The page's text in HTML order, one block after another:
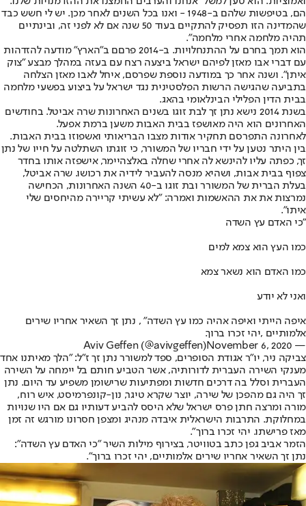
הם, בטיפשות שלהם ב-1948 - ואנו בכל השנים לאחר מכן. יש לי חשש כבד
שהמדינה הזו תפסיק להתקיים בעוד 50 שנה אם לא לפני זה, ובינתיים
תהיה מלחמה אחרי מלחמה".
הוא תמך בחרם על ההתנחלויות. ב-2014 פרםם ב"הארץ" מודעה להזדהות
עם דברי אבו מאזן לפיהם ישראל ביצעה רצח עם בעזה במהלך מבצע "צוק
איתן". ושנה אחר כך במודעה נוספת שפרסם, איחל לאבו מאזן הצלחה
בתביעה שהגישה הרשות הפלסטינית נגד ישראל על ביצוע בפשעי מלחמה
בבית הדין הפלילי הבינלאומי בהאג.
בשנת 2014 נישא נתן זך לבת זוגו בשנים האחרונות שרה אביטל. בחודשים
האחרונים הוא היה מאושפז בבית האבות משען ברמת אפעל.
לאחרונה התפרסם תחקיר אודות מצבו הבריאותי ואשפוזו בבית האבות.
בין היתר נטען על ידי חבריו של המשורר, כי זוגתו השתלטה על חייו של נתן
זך, כפתה עליו להינשא לה אחרי שחלה באלצהיימר, אישפזה אותו בחדר
צפוף בבית אבות, ושהיא מנסה להעביר לידיה את רכושו. שרה אביטל,
בעלת הברית של המשורר ובת זוגו ב-40 השנה האחרונות, הכחישה
נמרצות את את ההאשמות ואמרה: "לא עשיתי קריירה מהיחסים שלי
איתו".
״כי האדם עץ השדה
כמו העץ הוא צמא למים
כמו האדם הוא נשאר צמא
ואני לא יודע
איפה הייתי ואיפה אהיה כמו עץ השדה״ , נתן זך השאיר אחריו שירים
אלמותיים ,יהי זכרו ברוך.
— Aviv Geffen (@avivgeffen)
November 6, 2020
צביקה ניר, יו"ר אגודת הסופרים, ספד למשורר נתן זך ז"ל: "הלך מאיתנו אחד
מענקי השירה העברית לדורותיה, אשר הטביע חותם בל יימחה על השירה
העברית וסלל בה דרכים חדשות ומפתיעות שרישומן משפיע עד היום. נתן
זך היה גם מהפכן של שירה, יוצר שקרא טיגר, נון-קונפרמיסט, איש רוח,
מורה ומרצה חתן פרס ישראל שלא היסס להביע דעותיו גם אם היו שנויות
במחלוקת. התרבות הישראלית איבדה מנהיג ומצפן חסרונו מורגש זה זמן
מאז פרישתו. יהי זכרו ברוך".
הזמר אביב גפן כתב בטוויטר, בצירוף מילות השיר "כי האדם עץ השדה":
נתן זך השאיר אחריו שירים אלמותיים, יהי זכרו ברוך".